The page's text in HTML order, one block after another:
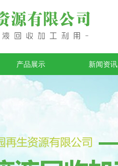
产品展示 新闻资讯